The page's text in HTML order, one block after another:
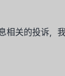
相关的投诉，